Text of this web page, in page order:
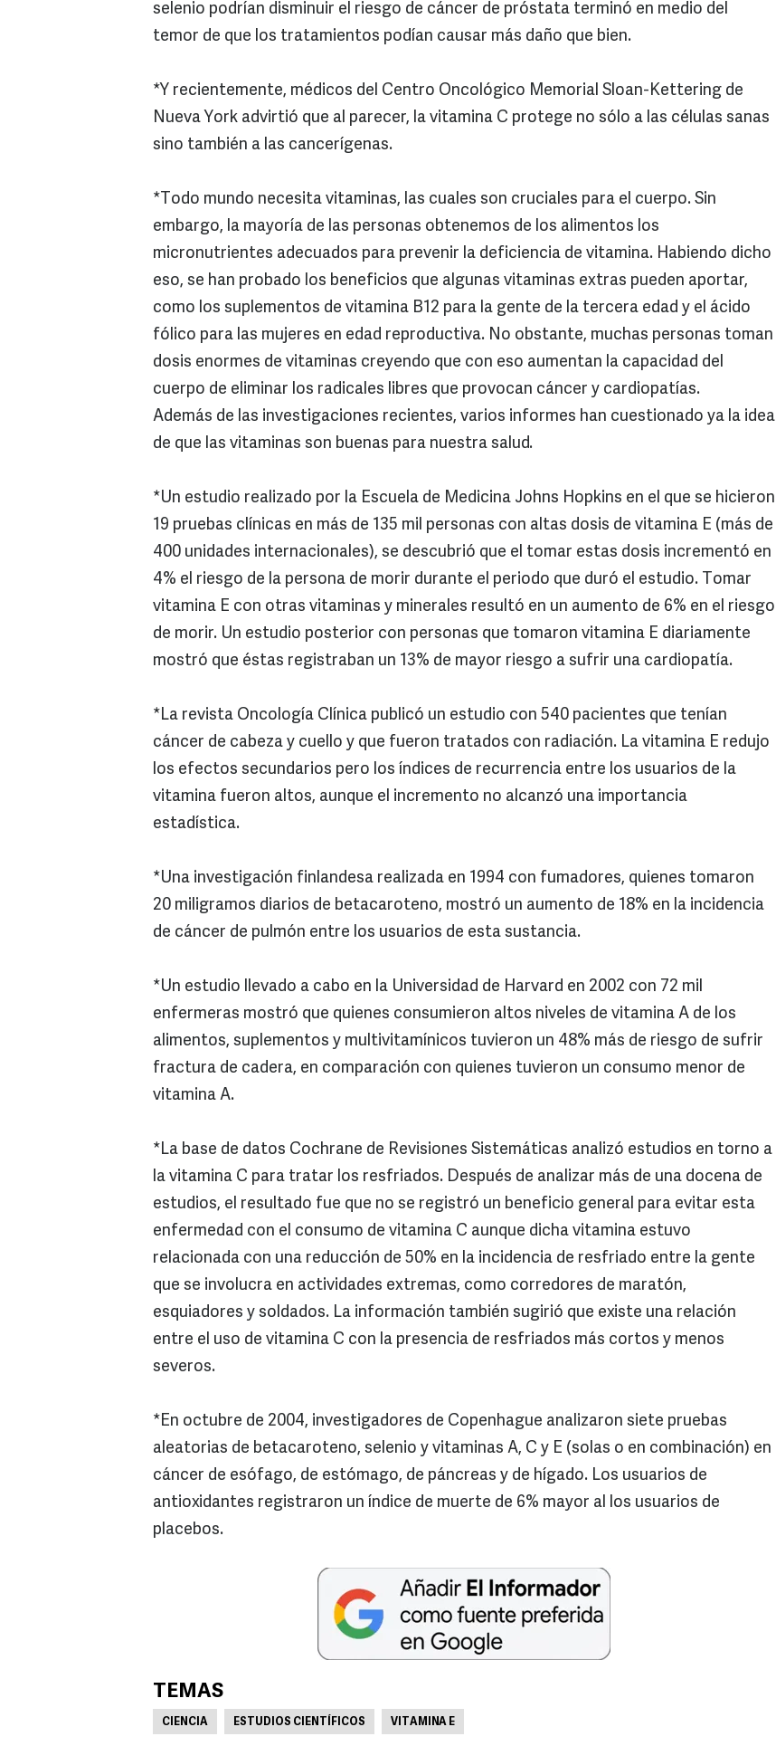
selenio podrían disminuir el riesgo de cáncer de próstata terminó en medio del
temor de que los tratamientos podían causar más daño que bien.
*Y recientemente, médicos del Centro Oncológico Memorial Sloan-Kettering de
Nueva York advirtió que al parecer, la vitamina C protege no sólo a las células sanas
sino también a las cancerígenas.
*Todo mundo necesita vitaminas, las cuales son cruciales para el cuerpo. Sin
embargo, la mayoría de las personas obtenemos de los alimentos los
micronutrientes adecuados para prevenir la deficiencia de vitamina. Habiendo dicho
eso, se han probado los beneficios que algunas vitaminas extras pueden aportar,
como los suplementos de vitamina B12 para la gente de la tercera edad y el ácido
fólico para las mujeres en edad reproductiva. No obstante, muchas personas toman
dosis enormes de vitaminas creyendo que con eso aumentan la capacidad del
cuerpo de eliminar los radicales libres que provocan cáncer y cardiopatías.
Además de las investigaciones recientes, varios informes han cuestionado ya la idea
de que las vitaminas son buenas para nuestra salud.
*Un estudio realizado por la Escuela de Medicina Johns Hopkins en el que se hicieron
19 pruebas clínicas en más de 135 mil personas con altas dosis de vitamina E (más de
400 unidades internacionales), se descubrió que el tomar estas dosis incrementó en
4% el riesgo de la persona de morir durante el periodo que duró el estudio. Tomar
vitamina E con otras vitaminas y minerales resultó en un aumento de 6% en el riesgo
de morir. Un estudio posterior con personas que tomaron vitamina E diariamente
mostró que éstas registraban un 13% de mayor riesgo a sufrir una cardiopatía.
*La revista Oncología Clínica publicó un estudio con 540 pacientes que tenían
cáncer de cabeza y cuello y que fueron tratados con radiación. La vitamina E redujo
los efectos secundarios pero los índices de recurrencia entre los usuarios de la
vitamina fueron altos, aunque el incremento no alcanzó una importancia
estadística.
*Una investigación finlandesa realizada en 1994 con fumadores, quienes tomaron
20 miligramos diarios de betacaroteno, mostró un aumento de 18% en la incidencia
de cáncer de pulmón entre los usuarios de esta sustancia.
*Un estudio llevado a cabo en la Universidad de Harvard en 2002 con 72 mil
enfermeras mostró que quienes consumieron altos niveles de vitamina A de los
alimentos, suplementos y multivitamínicos tuvieron un 48% más de riesgo de sufrir
fractura de cadera, en comparación con quienes tuvieron un consumo menor de
vitamina A.
*La base de datos Cochrane de Revisiones Sistemáticas analizó estudios en torno a
la vitamina C para tratar los resfriados. Después de analizar más de una docena de
estudios, el resultado fue que no se registró un beneficio general para evitar esta
enfermedad con el consumo de vitamina C aunque dicha vitamina estuvo
relacionada con una reducción de 50% en la incidencia de resfriado entre la gente
que se involucra en actividades extremas, como corredores de maratón,
esquiadores y soldados. La información también sugirió que existe una relación
entre el uso de vitamina C con la presencia de resfriados más cortos y menos
severos.
*En octubre de 2004, investigadores de Copenhague analizaron siete pruebas
aleatorias de betacaroteno, selenio y vitaminas A, C y E (solas o en combinación) en
cáncer de esófago, de estómago, de páncreas y de hígado. Los usuarios de
antioxidantes registraron un índice de muerte de 6% mayor al los usuarios de
placebos.
TEMAS
CIENCIA ESTUDIOS CIENTÍFICOS VITAMINA E